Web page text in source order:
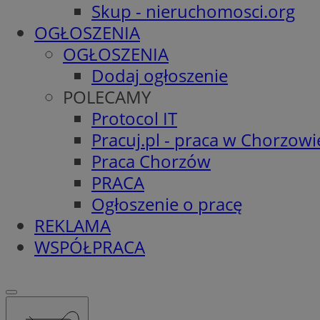
Skup - nieruchomosci.org
OGŁOSZENIA
OGŁOSZENIA
Dodaj ogłoszenie
POLECAMY
Protocol IT
Pracuj.pl - praca w
Praca Chorzów
PRACA
Ogłoszenie o pracę
REKLAMA
WSPÓŁPRACA